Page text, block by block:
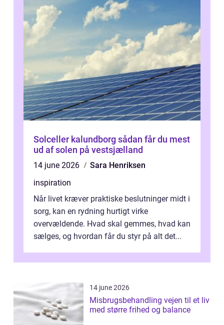
Solceller kalundborg sådan får du mest
ud af solen på vestsjælland
14 june 2026
Sara Henriksen
inspiration
Når livet kræver praktiske beslutninger midt i
sorg, kan en rydning hurtigt virke
overvældende. Hvad skal gemmes, hvad kan
sælges, og hvordan får du styr på alt det...
14 june 2026
Misbrugsbehandling vejen til et liv
med større frihed og balance